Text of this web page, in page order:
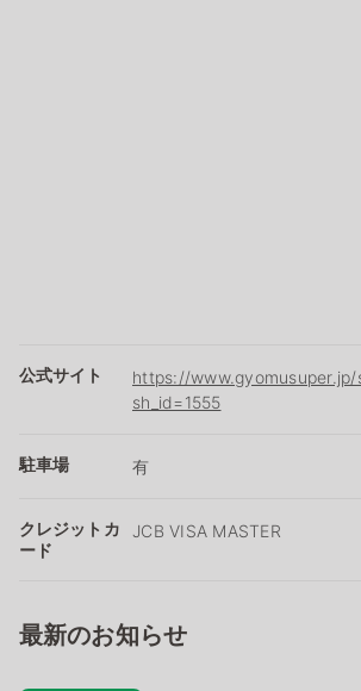
公式サイト
https://
sh_id=1555
駐車場 有
クレジットカ
ード
JCB VISA MASTER
最新のお知らせ